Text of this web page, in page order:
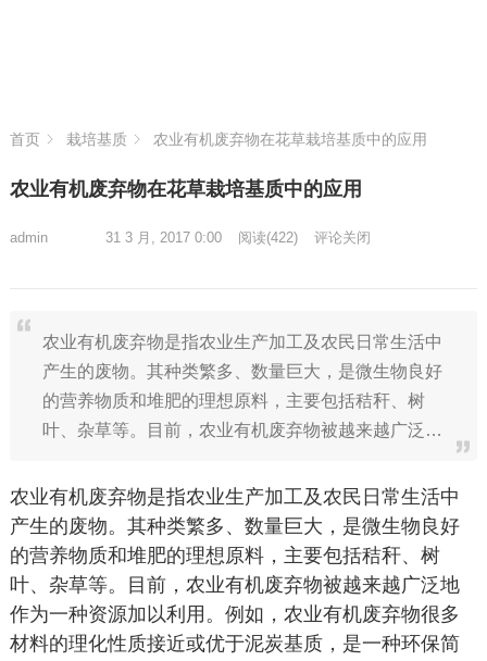
首页 栽培基质 农业有机废弃物在花草栽培基质中的应用
农业有机废弃物在花草栽培基质中的应用
admin 31 3 月, 2017 0:00 阅读(422) 评论关闭
农业有机废弃物是指农业生产加工及农民日常生活中
产生的废物。其种类繁多、数量巨大，是微生物良好
的营养物质和堆肥的理想原料，主要包括秸秆、树
叶、杂草等。目前，农业有机废弃物被越来越广泛…
农业有机废弃物是指农业生产加工及农民日常生活中
产生的废物。其种类繁多、数量巨大，是微生物良好
的营养物质和堆肥的理想原料，主要包括秸秆、树
叶、杂草等。目前，农业有机废弃物被越来越广泛地
作为一种资源加以利用。例如，农业有机废弃物很多
材料的理化性质接近或优于泥炭基质，是一种环保简